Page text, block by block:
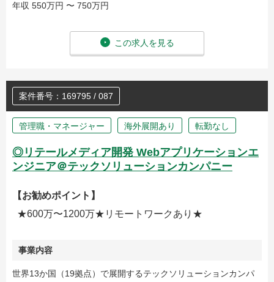
年収 550万円 〜 750万円
この求人を見る
案件番号：169795 / 087
管理職・マネージャー 海外展開あり 転勤なし
◎リテールメディア開発 Webアプリケーションエ
ンジニア＠テックソリューションカンパニー
【お勧めポイント】
★600万〜1200万★リモートワークあり★
事業内容
世界13か国（19拠点）で展開するテックソリューションカンパ